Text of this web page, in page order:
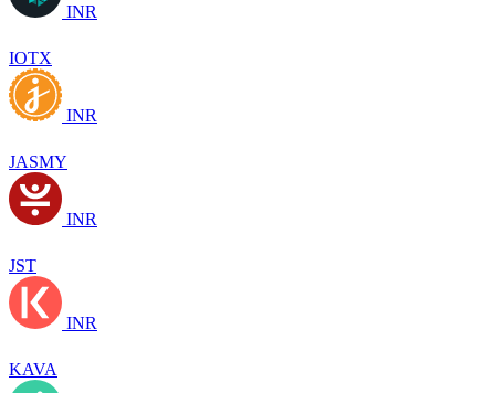
INR
IOTX
INR
JASMY
INR
JST
INR
KAVA